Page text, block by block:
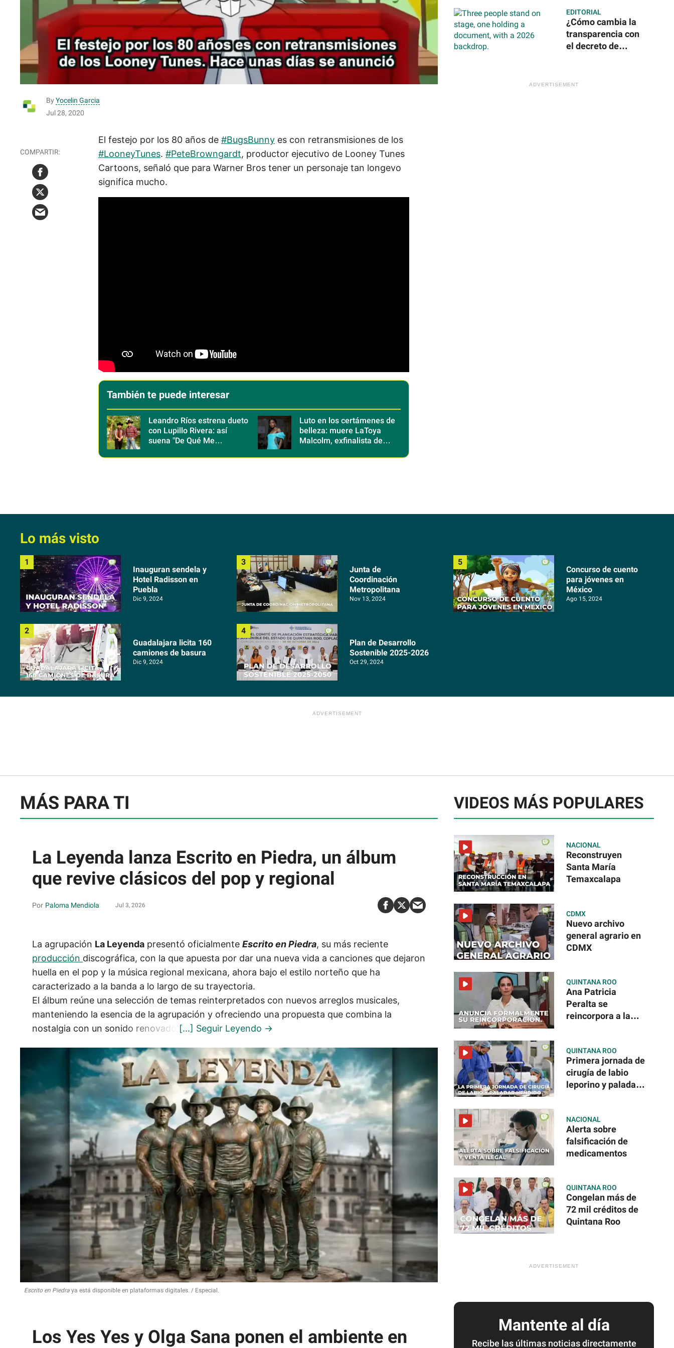
By Yocelin Garcia
Jul 28, 2020
El festejo por los 80 años de #BugsBunny es con retransmisiones de los
#LooneyTunes. #PeteBrowngardt, productor ejecutivo de Looney Tunes
Cartoons, señaló que para Warner Bros tener un personaje tan longevo
significa mucho.
También te puede interesar
Leandro Ríos estrena dueto
con Lupillo Rivera: así
suena "De Qué Me
Más Aferrado
Luto en los certámenes de
belleza: muere LaToya
Malcolm, exfinalista de
EDITORIAL
¿Cómo cambia la
transparencia con
el decreto de
lo que debes saber
Lo más visto
Inauguran sendela y
Hotel Radisson en
Puebla
Dic 9, 2024
Guadalajara licita 160
camiones de basura
Dic 9, 2024
Junta de
Coordinación
Metropolitana
Nov 13, 2024
Plan de Desarrollo
Sostenible 2025-2026
Oct 29, 2024
Concurso de cuento
para jóvenes en
México
Ago 15, 2024
MÁS PARA TI
La Leyenda lanza Escrito en Piedra, un álbum
que revive clásicos del pop y regional
Paloma Mendiola Jul 3, 2026
Escrito en Piedra ya está disponible en plataformas digitales. Especial.
La agrupación La Leyenda presentó oficialmente Escrito en Piedra, su más reciente
producción discográfica, con la que apuesta por dar una nueva vida a canciones que dejaron
huella en el pop y la música regional mexicana, ahora bajo el estilo norteño que ha
caracterizado a la banda a lo largo de su trayectoria.
El álbum reúne una selección de temas reinterpretados con nuevos arreglos musicales,
manteniendo la esencia de la agrupación y ofreciendo una propuesta que combina la
nostalgia con un sonido renovado.
VIDEOS MÁS POPULARES
NACIONAL
Reconstruyen
Santa María
Temaxcalapa
CDMX
Nuevo archivo
general agrario en
CDMX
QUINTANA ROO
Ana Patricia
Peralta se
reincorpora a la
QUINTANA ROO
Primera jornada de
cirugía de labio
leporino y paladar
NACIONAL
Alerta sobre
falsificación de
medicamentos
QUINTANA ROO
Congelan más de
72 mil créditos de
Quintana Roo
Mantente al día
Recibe las últimas noticias directamente
Los Yes Yes y Olga Sana ponen el ambiente en